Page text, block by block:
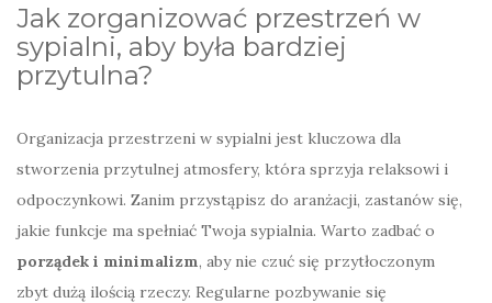
Jak zorganizować przestrzeń w
sypialni, aby była bardziej
przytulna?
Organizacja przestrzeni w sypialni jest kluczowa dla
stworzenia przytulnej atmosfery, która sprzyja relaksowi i
odpoczynkowi. Zanim przystąpisz do aranżacji, zastanów się,
jakie funkcje ma spełniać Twoja sypialnia. Warto zadbać o
porządek i minimalizm, aby nie czuć się przytłoczonym
zbyt dużą ilością rzeczy. Regularne pozbywanie się